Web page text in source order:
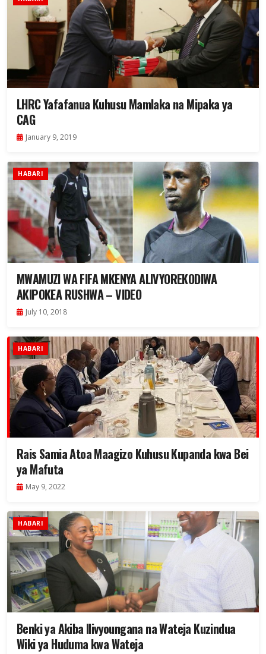
LHRC Yafafanua Kuhusu Mamlaka na Mipaka ya
CAG
January 9, 2019
HABARI
MWAMUZI WA FIFA MKENYA ALIVYOREKODIWA
AKIPOKEA RUSHWA – VIDEO
July 10, 2018
HABARI
Rais Samia Atoa Maagizo Kuhusu Kupanda kwa Bei
ya Mafuta
May 9, 2022
HABARI
Benki ya Akiba Ilivyoungana na Wateja Kuzindua
Wiki ya Huduma kwa Wateja